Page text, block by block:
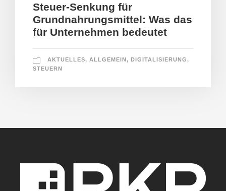
Steuer-Senkung für
Grundnahrungsmittel: Was das
für Unternehmen bedeutet
AKTUELLES, ALLGEMEIN, DIGITALISIERUNG,
STEUERN